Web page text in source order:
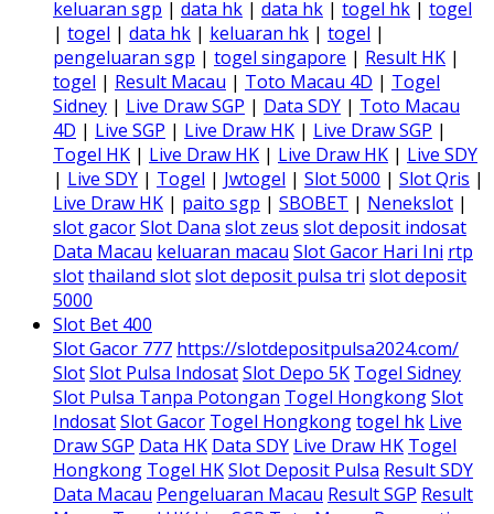
keluaran sgp | data hk | data hk | togel hk | togel
| togel | data hk | keluaran hk | togel |
pengeluaran sgp | togel singapore | Result HK |
togel | Result Macau | Toto Macau 4D | Togel
Sidney | Live Draw SGP | Data SDY | Toto Macau
4D | Live SGP | Live Draw HK | Live Draw SGP |
Togel HK | Live Draw HK | Live Draw HK | Live SDY
| Live SDY | Togel | Jwtogel | Slot 5000 | Slot Qris |
Live Draw HK | paito sgp | SBOBET | Nenekslot |
slot gacorSlot Dana slot zeus slot deposit indosat
Data Macau keluaran macau Slot Gacor Hari Ini rtp
slotthailand slotslot deposit pulsa tri slot deposit
5000
Slot Bet 400
Slot Gacor 777 https://slotdepositpulsa2024.com/
SlotSlot Pulsa IndosatSlot Depo 5K Togel Sidney
Slot Pulsa Tanpa Potongan Togel HongkongSlot
IndosatSlot Gacor Togel Hongkongtogel hk Live
Draw SGP Data HK Data SDY Live Draw HK Togel
Hongkong Togel HKSlot Deposit Pulsa Result SDY
Data Macau Pengeluaran Macau Result SGP Result